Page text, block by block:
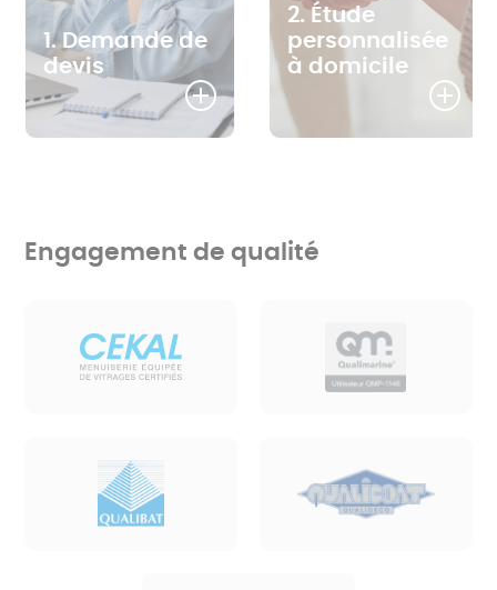
1. Demande de
devis
2. Étude
personnalisée
à domicile
Engagement de qualité